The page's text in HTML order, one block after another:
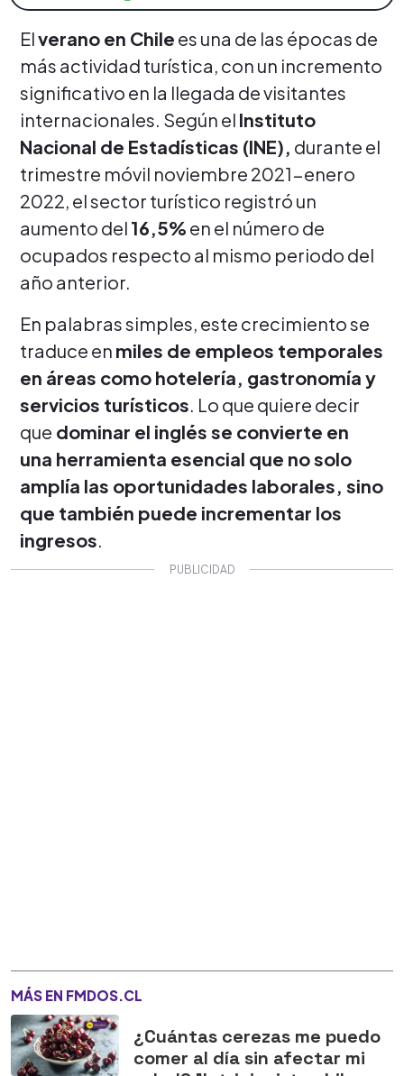
Elverano en Chile es una de las épocas de
más actividad turística, con un incremento
significativo en la llegada de visitantes
internacionales. Según el Instituto
Nacional de Estadísticas (INE), durante el
trimestre móvil noviembre 2021-enero
2022, el sector turístico registró un
aumento del 16,5% en el número de
ocupados respecto al mismo periodo del
año anterior.
En palabras simples, este crecimiento se
traduce en miles de empleos temporales
en áreas como hotelería, gastronomía y
servicios turísticos. Lo que quiere decir
que dominar el inglés se convierte en
una herramienta esencial que no solo
amplía las oportunidades laborales, sino
que también puede incrementar los
ingresos.
MÁS EN FMDOS.CL
¿Cuántas cerezas me puedo
comer al día sin afectar mi